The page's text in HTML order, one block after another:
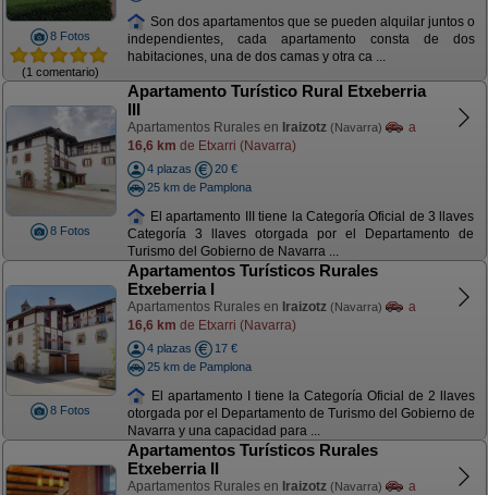
8 Fotos
(1 comentario)
Son dos apartamentos que se pueden alquilar juntos o
independientes, cada apartamento consta de dos
habitaciones, una de dos camas y otra ca ...
8 Fotos
Apartamento Turístico Rural Etxeberria
III
Apartamentos Rurales en Iraizotz (Navarra)
a
16,6 km de Etxarri (Navarra)
4 plazas
20 €
25 km de Pamplona
El apartamento III tiene la Categoría Oficial de 3 llaves
Categoría 3 llaves otorgada por el Departamento de
Turismo del Gobierno de Navarra ...
8 Fotos
Apartamentos Turísticos Rurales
Etxeberria I
Apartamentos Rurales en Iraizotz (Navarra)
a
16,6 km de Etxarri (Navarra)
4 plazas
17 €
25 km de Pamplona
El apartamento I tiene la Categoría Oficial de 2 llaves
otorgada por el Departamento de Turismo del Gobierno de
Navarra y una capacidad para ...
Apartamentos Turísticos Rurales
Etxeberria II
Apartamentos Rurales en Iraizotz (Navarra)
a